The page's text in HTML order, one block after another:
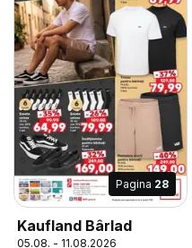
Pagina 28
Kaufland Bârlad
05.08. - 11.08.2026